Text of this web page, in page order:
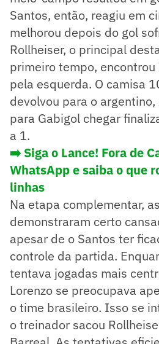
Santos, então, reagiu em
melhorou depois do gol
Rollheiser, o principal
primeiro tempo,
pela esquerda. O camisa
devolvou para o
para Gabigol chegar
a 1.
➡️ Siga o Lance! Fora de
WhatsApp e saiba o que
linhas
Na etapa complementar,
demonstraram certo
apesar de o Santos ter
controle da partida.
tentava jogadas mais
Lorenzo se preocupava
o time brasileiro. Isso se
o treinador sacou